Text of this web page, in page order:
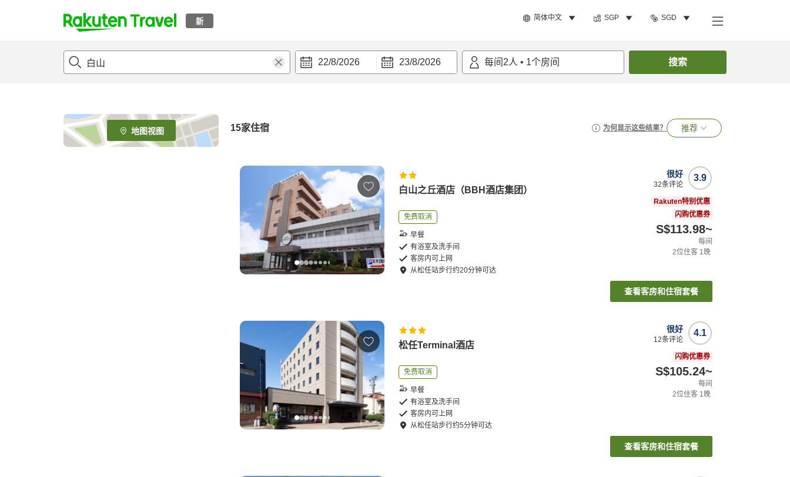
新 简体中文 SGP SGD
t
p
e
_
s
22/8/2026 23/8/2026 每间 2人 • 1个房间 搜索
地图视图 15家住宿 为何显示这些结果？ 推荐
白山之丘酒店（BBH酒店集团）
免费取消
早餐
有浴室及洗手间
客房内可上网
从松任站步行约20分钟可达
3.9
很好
32条评论
Rakuten特别优惠
闪购优惠券
S$113.98~
每间
2位住客 1晚
查看客房和住宿套餐
松任Terminal酒店
免费取消
早餐
有浴室及洗手间
客房内可上网
从松任站步行约5分钟可达
4.1
很好
12条评论
闪购优惠券
S$105.24~
每间
2位住客 1晚
查看客房和住宿套餐